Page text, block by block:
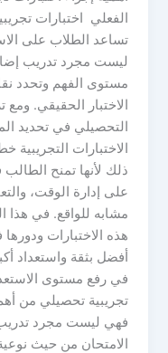
الفعلي اختبارات
تساعد الطلاب على
ليست مجرد تدريب
مستوى الفهم وتحدد
الاختبار الحقيقي. ومع
التحصيلي في تحديد
الاختبارات التجريبية
ذلك لأنها تمنح
على إدارة الوقت،
مشابه للواقع. في
هذه الاختبارات
أفضل بثقة واستعداد
في رفع مستوى
تجريبية تحصيلي من أهم
فهي ليست مجرد
الامتحان من حيث